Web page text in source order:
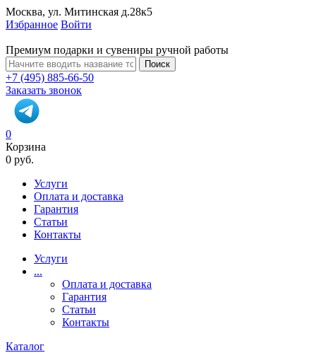
Москва, ул. Митинская д.28к5
Избранное Войти
Премиум подарки и сувениры ручной работы
Поиск
+7 (495) 885-66-50
Заказать звонок
0
Корзина
0 руб.
Услуги
Оплата и доставка
Гарантия
Статьи
Контакты
Услуги
...
Оплата и доставка
Гарантия
Статьи
Контакты
Каталог